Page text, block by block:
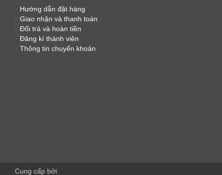
Hướng dẫn đặt hàng
Giao nhận và thanh toán
Đổi trả và hoàn tiền
Đăng kí thành viên
Thông tin chuyển khoản
Cung cấp bởi